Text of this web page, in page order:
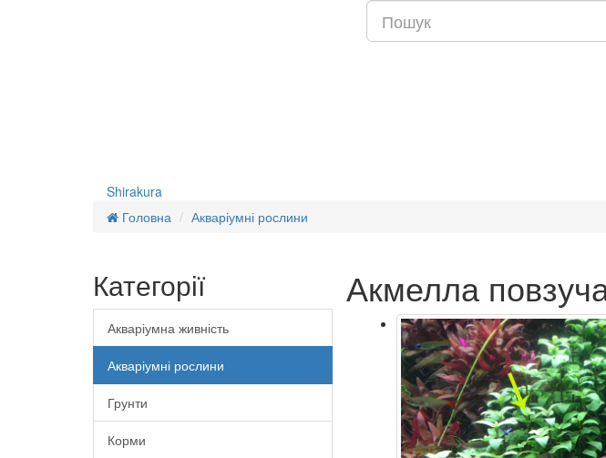
Shirakura
Головна Акваріумні рослини
Категорії
Акваріумна живність
Акваріумні рослини
Грунти
Корми
Акмелла